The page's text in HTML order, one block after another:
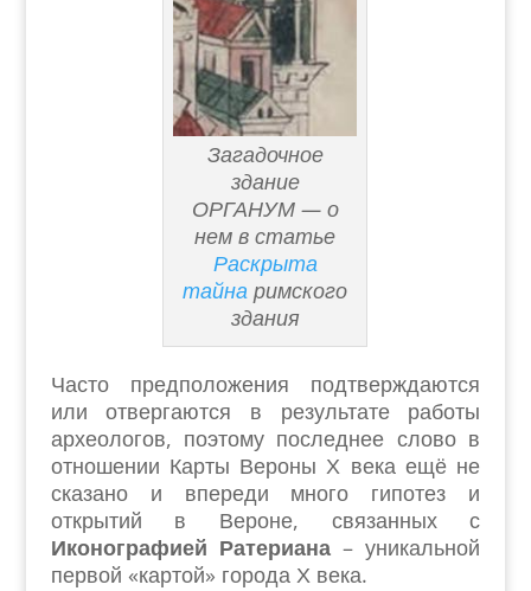
Загадочное
здание
ОРГАНУМ — о
нем в статье
Раскрыта
тайна римского
здания
Часто предположения подтверждаются
или отвергаются в результате работы
археологов, поэтому последнее слово в
отношении Карты Вероны Х века ещё не
сказано и впереди много гипотез и
открытий в Вероне, связанных с
Иконографией Ратериана– уникальной
первой «картой» города Х века.